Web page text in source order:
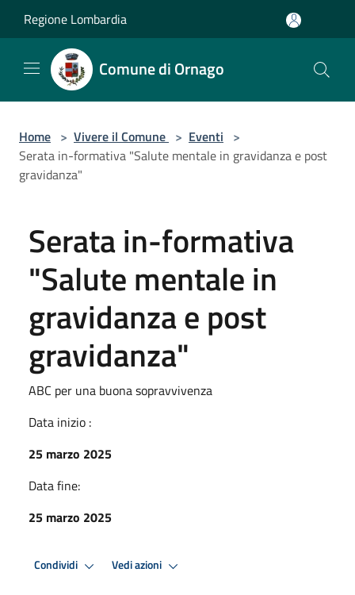
Regione Lombardia
Comune di Ornago
Home > Vivere il Comune > Eventi >
Serata in-formativa "Salute mentale in gravidanza e post
gravidanza"
Serata in-formativa
"Salute mentale in
gravidanza e post
gravidanza"
ABC per una buona sopravvivenza
Data inizio :
25 marzo 2025
Data fine:
25 marzo 2025
Condividi Vedi azioni